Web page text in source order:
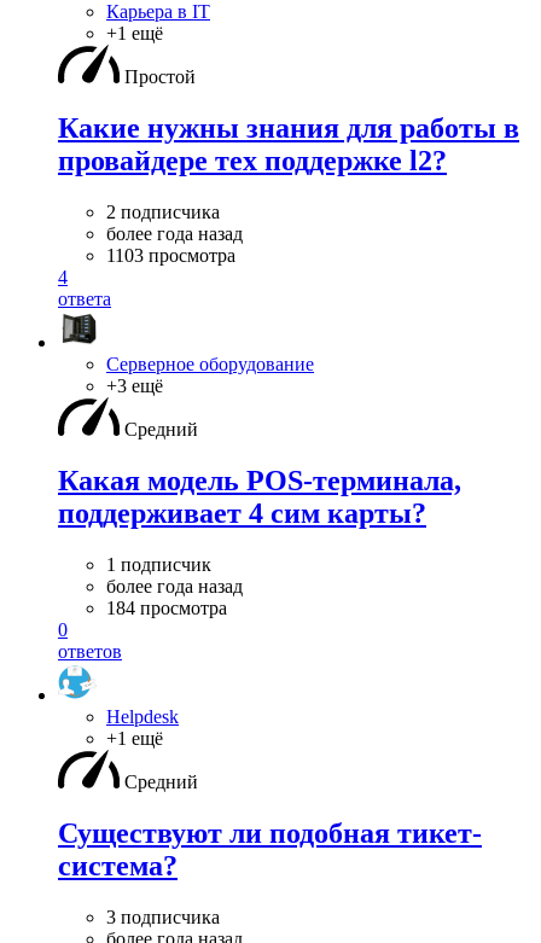
Карьера в IT
+1 ещё
Простой
Какие нужны знания для работы в
провайдере тех поддержке l2?
2 подписчика
более года назад
1103 просмотра
4
ответа
Серверное оборудование
+3 ещё
Средний
Какая модель POS-терминала,
поддерживает 4 сим карты?
1 подписчик
более года назад
184 просмотра
0
ответов
Helpdesk
+1 ещё
Средний
Существуют ли подобная тикет-
система?
3 подписчика
более года назад